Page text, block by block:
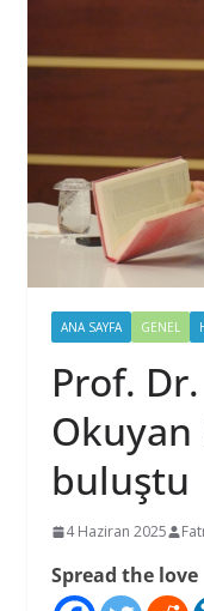
ANA SAYFA GENEL
Prof.
buluştu
4 Haziran 2025
Spread the love